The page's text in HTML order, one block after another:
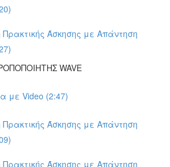
Άσκησης με Απάντηση
WAVE
με Video (2:47)
Άσκησης με Απάντηση
Άσκησης με Απάντηση